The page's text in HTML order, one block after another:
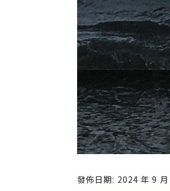
發佈日期: 2024 年 9 月